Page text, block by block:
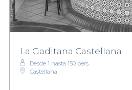
La Gaditana Castellana
Desde 1 hasta 150 pers.
Castellana